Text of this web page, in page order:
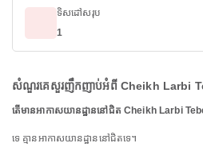
ទិសដៅសរុប
1
សំណួរគេសួរញឹកញាប់អំពី Cheikh Larbi
តើមានអាកាសយានដ្ឋាននៅជិត Cheikh Larbi
ទេ គ្មានអាកាសយានដ្ឋាននៅជិតទេ។